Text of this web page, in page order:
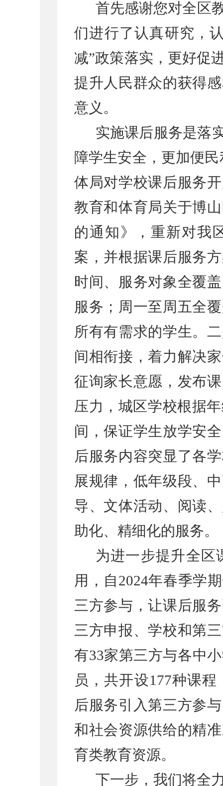
首先感谢您对全区
们进行了认真研究，
减”政策落实，更好促
提升人民群众的获得
意义。
实施课后服务是落
障学生安全，更加便
体局对学校课后服务
教育和体育局关于博
的通知》，重新对我
案，并根据课后服务
时间、服务对象全覆
服务；周一至周五全
所有有需求的学生。
间相衔接，着力解决
征询家长意愿，发布
压力，城区学校根据
间，保证学生放学安
后服务内容突显了各
展规律，低年级段、
导、文体活动、阅读
助化、精细化的服务。
为进一步提升全区
用，自 2024年春季学
三方参与，让课后服
三方申报、学校和第
有33家第三方与各中
员，共开设177种课程
后服务引入第三方参
和社会资源供给的精
育类教育资源。
下一步，我们将全